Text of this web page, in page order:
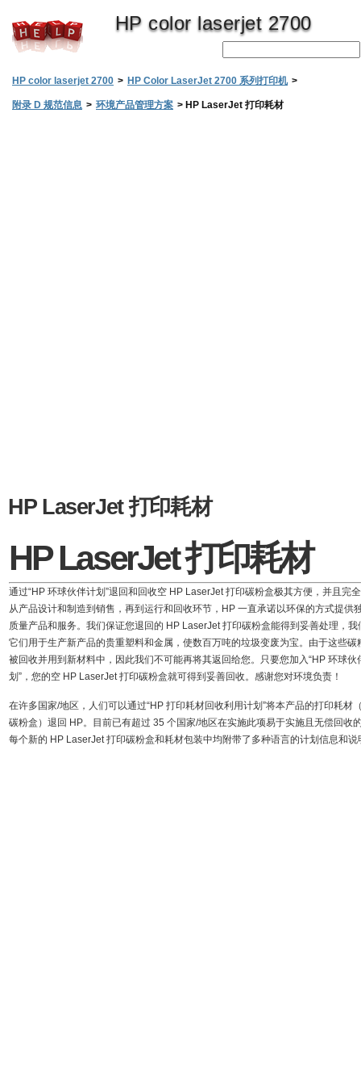
HP color laserjet 2700
HP color laserjet 2700 > HP Color LaserJet 2700 系列打印机 >
附录 D 规范信息 > 环境产品管理方案 > HP LaserJet 打印耗材
HP LaserJet 打印耗材
HP LaserJet 打印耗材
通过“HP 环球伙伴计划”退回和回收空 HP LaserJet 打印碳粉盒极其方便，并且完
从产品设计和制造到销售，再到运行和回收环节，HP 一直承诺以环保的方式提供
质量产品和服务。我们保证您退回的 HP LaserJet 打印碳粉盒能得到妥善处理，我
它们用于生产新产品的贵重塑料和金属，使数百万吨的垃圾变废为宝。由于这些碳
被回收并用到新材料中，因此我们不可能再将其返回给您。只要您加入“HP 环球伙
划”，您的空 HP LaserJet 打印碳粉盒就可得到妥善回收。感谢您对环境负责！
在许多国家/地区，人们可以通过“HP 打印耗材回收利用计划”将本产品的打印耗材
碳粉盒）退回 HP。目前已有超过 35 个国家/地区在实施此项易于实施且无偿回收
每个新的 HP LaserJet 打印碳粉盒和耗材包装中均附带了多种语言的计划信息和说